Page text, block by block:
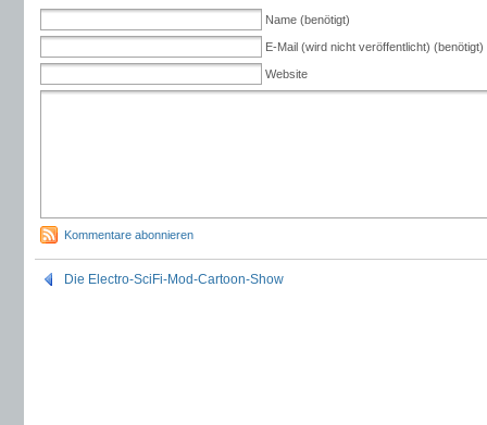
Name (benötigt)
E-Mail (wird nicht veröffentlicht) (benötigt)
Website
Kommentare abonnieren
Die Electro-SciFi-Mod-Cartoon-Show